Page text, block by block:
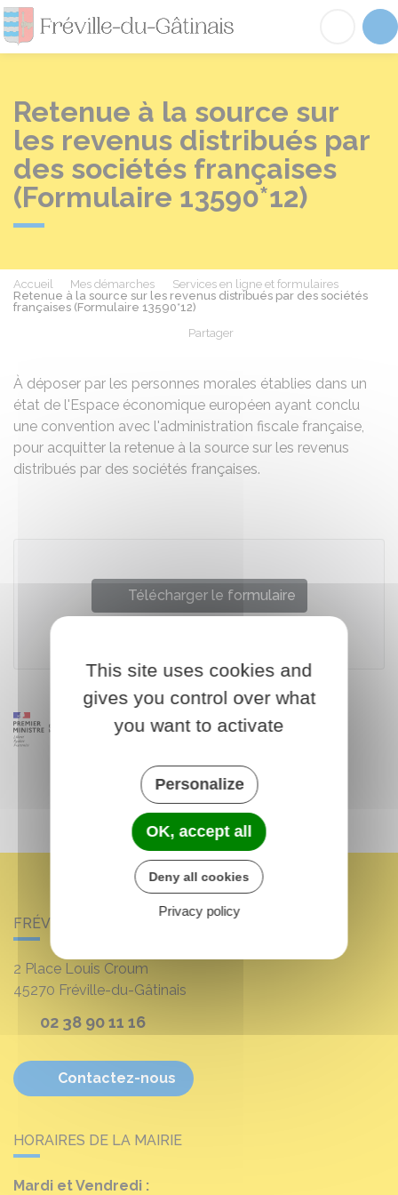
Fréville-du-
Retenue à la source sur
les revenus distribués par
des sociétés françaises
(Formulaire 13590*12)
Accueil Mes démarches
Services en ligne et formulaires
Retenue à la source sur les revenus distribués par des sociétés
françaises (Formulaire 13590*12)
Partager
À déposer par les personnes morales établies dans un
état de l'Espace économique européen ayant conclu
une convention avec l'administration fiscale française,
pour acquitter la retenue à la source sur les revenus
distribués par des sociétés françaises.
Télécharger le formulaire
FRÉVILLE-DU-GÂTINAIS
2 Place Louis Croum
45270 Fréville-du-Gâtinais
02 38 90 11 16
Contactez-nous
HORAIRES DE LA MAIRIE
Mardi et Vendredi :
This site uses cookies and
gives you control over what
you want to activate
Personalize
OK, accept all
Deny all cookies
Privacy policy